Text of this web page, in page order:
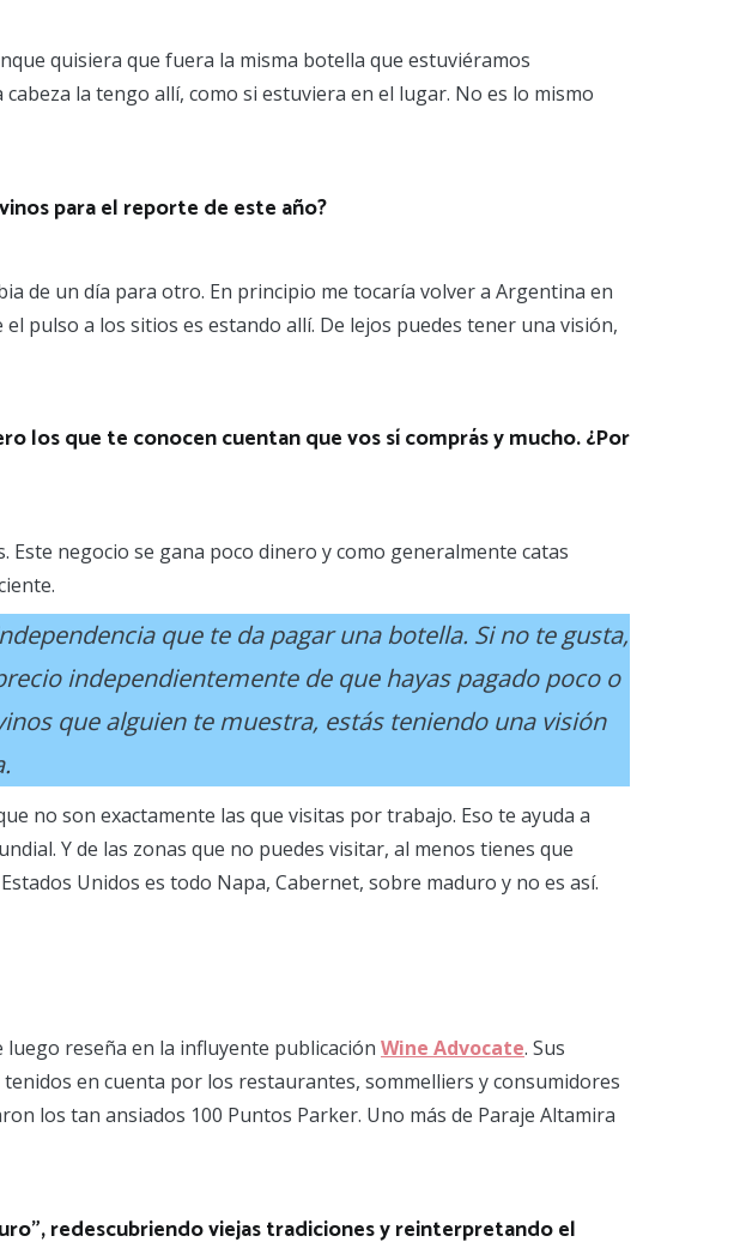
quisiera que fuera la misma botella que estuviéramos
la tengo allí, como si estuviera en el lugar. No es lo mismo
para el reporte de este año?
de un día para otro. En principio me tocaría volver a Argentina en
pulso a los sitios es estando allí. De lejos puedes tener una visión,
los que te conocen cuentan que vos sí comprás y mucho. ¿Por
negocio se gana poco dinero y como generalmente catas
que te da pagar una botella. Si no te gusta,
independientemente de que hayas pagado poco o
que alguien te muestra, estás teniendo una visión
no son exactamente las que visitas por trabajo. Eso te ayuda a
Y de las zonas que no puedes visitar, al menos tienes que
Unidos es todo Napa, Cabernet, sobre maduro y no es así.
reseña en la influyente publicación Wine Advocate. Sus
en cuenta por los restaurantes, sommelliers y consumidores
los tan ansiados 100 Puntos Parker. Uno más de Paraje Altamira
redescubriendo viejas tradiciones y reinterpretando el